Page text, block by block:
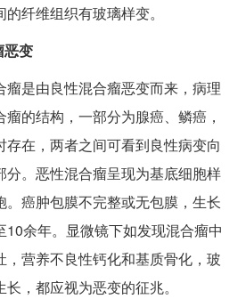
纤维组织有玻璃样变。
恶变
瘤是由良性混合瘤恶变而来，病理
的结构，一部分为腺癌、鳞癌，
在，两者之间可看到良性病变向
分。恶性混合瘤呈现为基底细胞样
。癌肿包膜不完整或无包膜，生长
余年。显微镜下如发现混合瘤中
，营养不良性钙化和基质骨化，玻
，都应视为恶变的征兆。